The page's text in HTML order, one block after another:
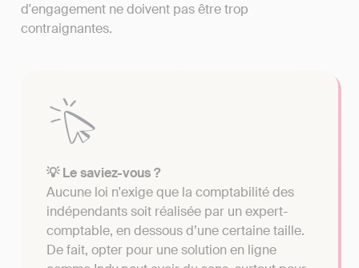
d'engagement ne doivent pas être trop
contraignantes.
💡 Le saviez-vous ?
Aucune loi n'exige que la comptabilité des
indépendants soit réalisée par un expert-
comptable, en dessous d’une certaine taille.
De fait, opter pour une solution en ligne